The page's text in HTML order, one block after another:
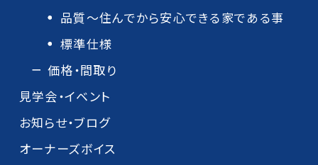
品質～住んでから安心できる家である事
標準仕様
価格・間取り
見学会・イベント
お知らせ・ブログ
オーナーズボイス